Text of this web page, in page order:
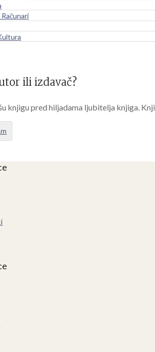
ili izdavač?
knjigu pred hiljadama ljubitelja knjiga.